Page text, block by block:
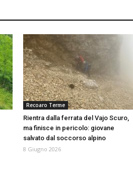
Recoaro Terme
Rientra dalla ferrata del Vajo Scuro,
ma finisce in pericolo: giovane
salvato dal soccorso alpino
8 Giugno 2026